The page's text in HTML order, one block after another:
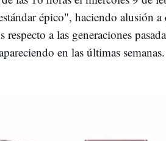
épico", haciendo alusión
respecto a las generaciones
en las últimas semanas.